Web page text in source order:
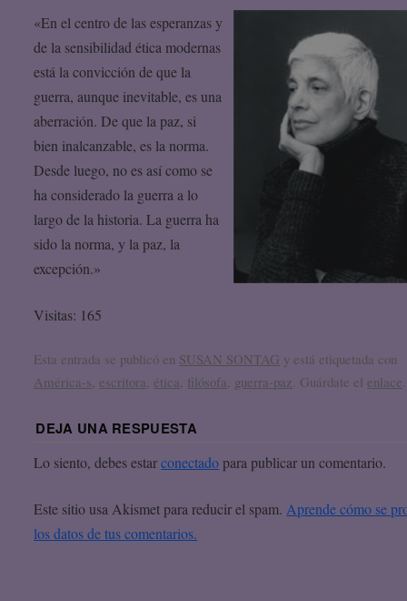
«En el centro de las esperanzas y
de la sensibilidad ética modernas
está la convicción de que la
guerra, aunque inevitable, es una
aberración. De que la paz, si
bien inalcanzable, es la norma.
Desde luego, no es así como se
ha considerado la guerra a lo
largo de la historia. La guerra ha
sido la norma, y la paz, la
excepción.»
Visitas: 165
Esta entrada se publicó en SUSAN SONTAG y está etiquetada con
América-s,escritora,ética, filósofa, guerra-paz. Guárdate elenlace.
DEJA UNA RESPUESTA
Lo siento, debes estarconectadopara publicar un comentario.
Este sitio usa Akismet para reducir el spam. Aprende cómo se
los datos de tus comentarios.